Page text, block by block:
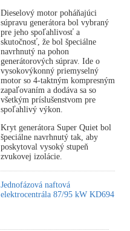
Dieselový motor poháňajúci
súpravu generátora bol vybraný
pre jeho spoľahlivosť a
skutočnosť, že bol špeciálne
navrhnutý na pohon
generátorových súprav. Ide o
vysokovýkonný priemyselný
motor so 4-taktným kompresným
zapaľovaním a dodáva sa so
všetkým príslušenstvom pre
spoľahlivý výkon.
Kryt generátora Super Quiet bol
špeciálne navrhnutý tak, aby
poskytoval vysoký stupeň
zvukovej izolácie.
Jednofázová naftová
elektrocentrála 87/95 kW KD694